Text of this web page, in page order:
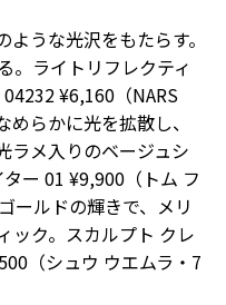
うな光沢をもたらす。
。ライトリフレクティ
¥6,160（NARS
らかに光を拡散し、
ラメ入りのベージュシ
ー 01 ¥9,900（トム フ
ールドの輝きで、メリ
ック。スカルプト クレ
（シュウ ウエムラ・7